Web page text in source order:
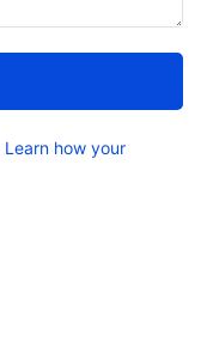
Learn how your